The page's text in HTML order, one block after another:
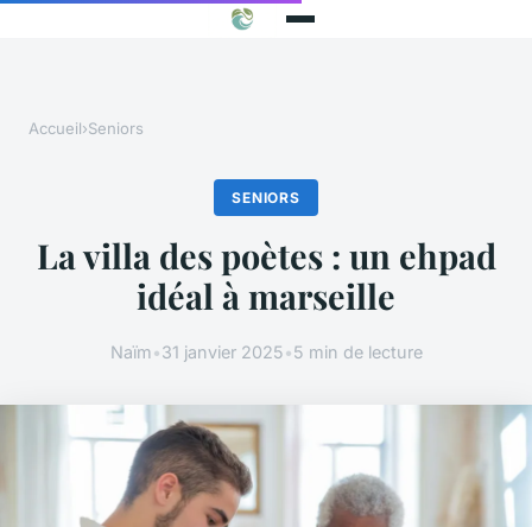
Accueil›Seniors
SENIORS
La villa des poètes : un ehpad
idéal à marseille
Naïm•31 janvier 2025•5 min de lecture